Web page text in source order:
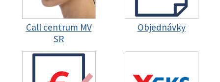
Call centrum MV
SR
Objednávky